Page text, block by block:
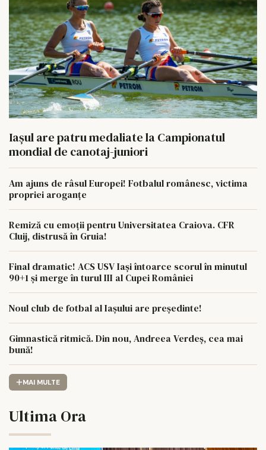
Iaşul are patru medaliate la Campionatul
mondial de canotaj-juniori
Am ajuns de râsul Europei! Fotbalul românesc, victima
propriei aroganțe
Remiză cu emoții pentru Universitatea Craiova. CFR
Cluij, distrusă în Gruia!
Final dramatic! ACS USV Iași întoarce scorul în minutul
90+1 și merge în turul III al Cupei României
Noul club de fotbal al Iașului are președinte!
Gimnastică ritmică. Din nou, Andreea Verdeș, cea mai
bună!
MAI MULTE
Ultima Ora